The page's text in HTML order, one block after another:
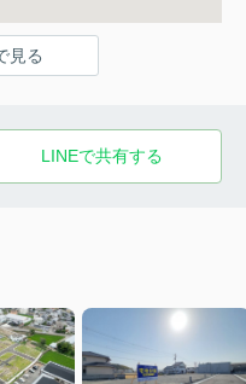
見る
LINEで共有する